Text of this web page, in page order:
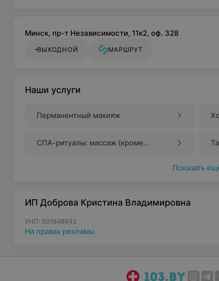
Минск, пр-т Независимости, 11к2, оф. 328
ВЫХОДНОЙ МАРШРУТ
Наши услуги
Перманентный макияж
СПА-ритуалы: массаж (кроме
Показать
ИП Доброва Кристина Владимировна
УНП: 691648643
На правах рекламы